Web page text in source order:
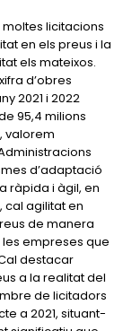
licitacions
en els preus i la
els mateixos.
d’obres
2021 i 2022
95,4 milions
valorem
d’adaptació
ràpida i àgil, en
cal agilitat en
de manera
empreses que
destacar
a la realitat del
de licitadors
a 2021, situant-